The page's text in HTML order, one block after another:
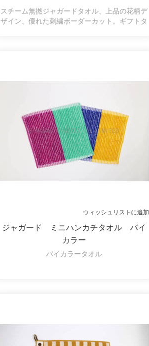
スチーム無撚ジャガードタオル、上品の花柄デ
ザイン、優れた刺繍ボーダーカット。ギフトタ
ウィッシュリストに追加
ジャガード ミニハンカチタオル バイ
カラー
バイカラータオル